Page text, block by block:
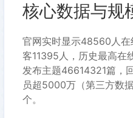
核心数据与规
官网实时显示48560人
客11395人，历史最高
发布主题46614321篇，
员超5000万（第三方数
个。